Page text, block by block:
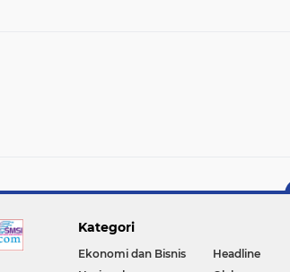
Kategori
Ekonomi dan Bisnis Headline